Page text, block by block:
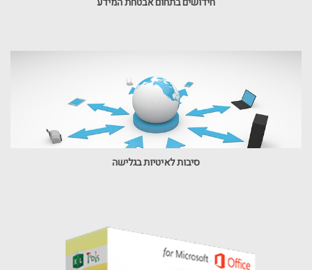
סיבות לאיטיות בגלישה